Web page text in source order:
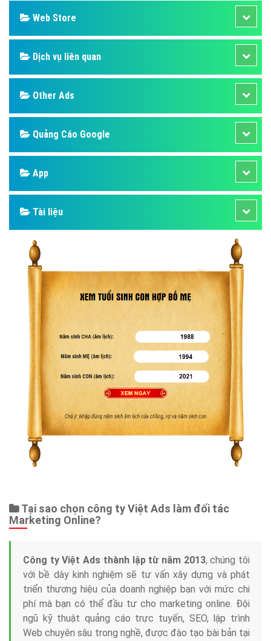
Web Store
Dịch vụ liên quan
Other Ads
Quảng Cáo Google
App
Tài liệu
Tại sao chọn công ty Việt Ads làm đối tác
Marketing Online?
Công ty Việt Ads thành lập từ năm 2013, chúng tôi
với bề dày kinh nghiệm sẽ tư vấn xây dựng và phát
triển thương hiệu của doanh nghiệp bạn với mức chi
phí mà bạn có thể đầu tư cho marketing online. Đội
ngũ kỹ thuật quảng cáo trực tuyến, SEO, lập trình
Web chuyên sâu trong nghề, được đào tạo bài bản tại